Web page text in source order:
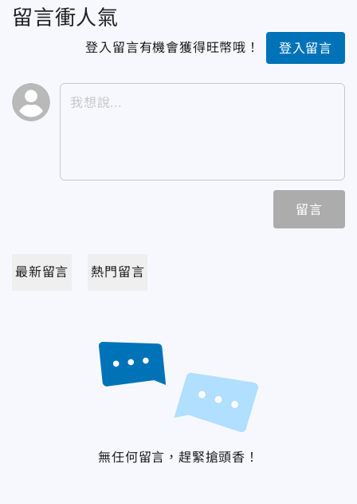
留言衝人氣
登入留言有機會獲得旺幣哦！ 登入留言
留言
最新留言 熱門留言
無任何留言，趕緊搶頭香！